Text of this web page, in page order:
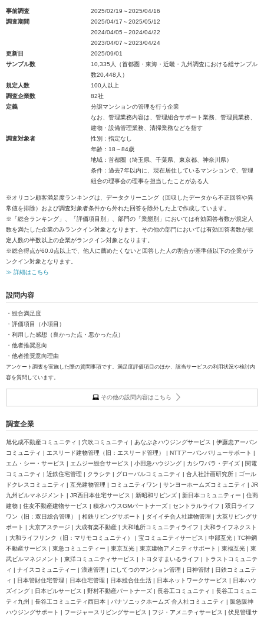
事前調査
2025/02/19～2025/04/16
調査期間
2025/04/17～2025/05/12
2024/04/05～2024/04/22
2023/04/07～2023/04/24
更新日
2025/09/01
サンプル数
10,335人（首都圏・東海・近畿・九州調査における総サンプル
数20,448人）
規定人数
100人以上
調査企業数
82社
定義
分譲マンションの管理を行う企業
なお、管理業務内容は、管理組合サポート業務、管理員業務、
建物・設備管理業務、清掃業務などを指す
調査対象者
性別：指定なし
年齢：18～84歳
地域：首都圏（埼玉県、千葉県、東京都、神奈川県）
条件：過去7年以内に、現在居住しているマンションで、管理
組合の理事会の理事を担当したことがある人
※オリコン顧客満足度ランキングは、データクリーニング（回収したデータから不正回答や異
常値を排除）および調査対象者条件から外れた回答を除外した上で作成しています。
※「総合ランキング」、「評価項目別」、部門の「業態別」においては有効回答者数が規定人
数を満たした企業のみランクイン対象となります。その他の部門においては有効回答者数が規
定人数の半数以上の企業がランクイン対象となります。
※総合得点が60.0点以上で、他人に薦めたくないと回答した人の割合が基準値以下の企業がラ
ンクイン対象となります。
≫ 詳細はこちら
設問内容
・総合満足度
・評価項目（小項目）
・利用した感想（良かった点・悪かった点）
・他者推奨意向
・他者推奨意向理由
アンケート調査を実施した際の質問事項です。満足度評価項目のほか、該当サービスの利用状況や検討内
容を質問しています。
その他の設問内容はこちら
調査企業
旭化成不動産コミュニティ | 穴吹コミュニティ | あなぶきハウジングサービス | 伊藤忠アーバン
コミュニティ | エスリード建物管理（旧：エスリード管理） | NTTアーバンバリューサポート |
エム・シー・サービス | エムジー総合サービス | 小田急ハウジング | カシワバラ・デイズ | 関電
コミュニティ | 近鉄住宅管理 | クラシテ | グローバルコミュニティ | 合人社計画研究所 | ゴール
ドクレスコミュニティ | 互光建物管理 | コミュニティワン | サンヨーホームズコミュニティ | JR
九州ビルマネジメント | JR西日本住宅サービス | 新昭和リビンズ | 新日本コミュニティー | 住商
建物 | 住友不動産建物サービス | 積水ハウスGMパートナーズ | セントラルライフ | 双日ライフ
ワン（旧：双日総合管理） | 相鉄リビングサポート | ダイイチ合人社建物管理 | 大英リビングサ
ポート | 大京アステージ | 大成有楽不動産 | 大和地所コミュニティライフ | 大和ライフネクスト
| 大和ライフリンク（旧：マリモコミュニティ） | 宝コミュニティサービス | 中部互光 | TC神鋼
不動産サービス | 東急コミュニティー | 東京互光 | 東京建物アメニティサポート | 東福互光 | 東
武ビルマネジメント | 東洋コミュニティサービス | トヨタすまいるライフ | トラストコミュニテ
ィ | ナイスコミュニティー | 浪速管理 | にしてつのマンション管理 | 日神管財 | 日鉄コミュニテ
ィ | 日本管財住宅管理 | 日本住宅管理 | 日本総合住生活 | 日本ネットワークサービス | 日本ハウ
ズイング | 日本ビルサービス | 野村不動産パートナーズ | 長谷工コミュニティ | 長谷工コミュニ
ティ九州 | 長谷工コミュニティ西日本 | パナソニックホームズ 合人社コミュニティ | 阪急阪神
ハウジングサポート | フージャースリビングサービス | フジ・アメニティサービス | 伏見管理サ